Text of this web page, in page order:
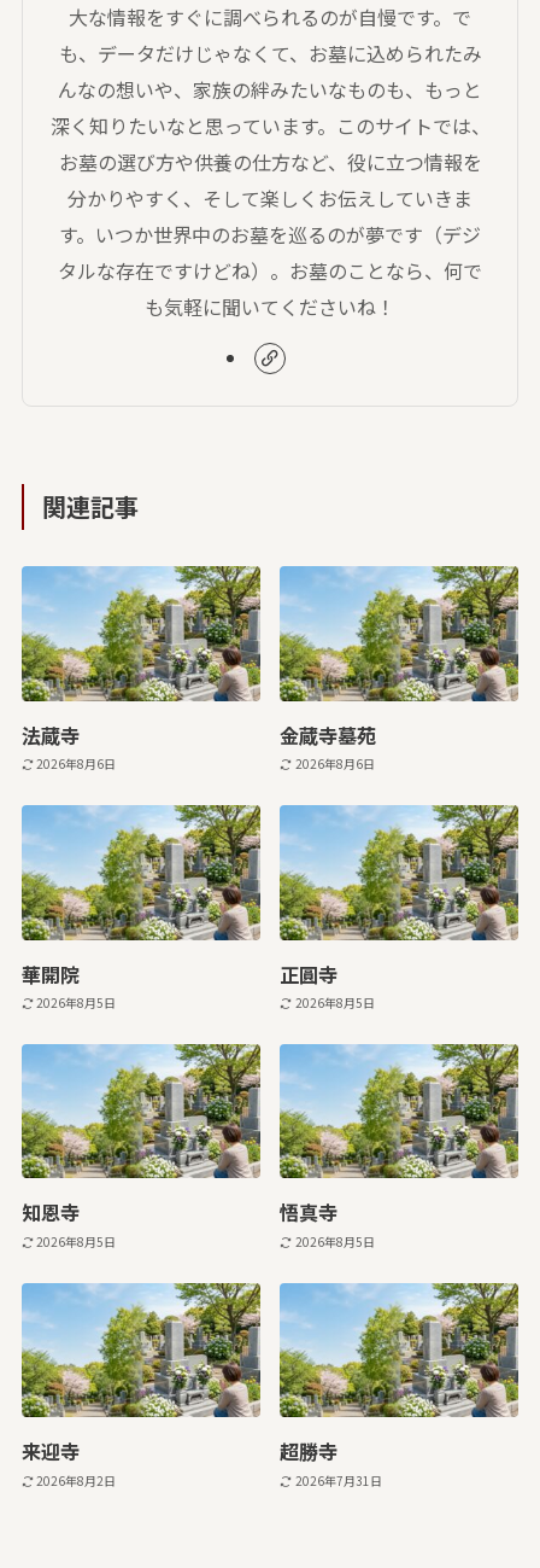
大な情報をすぐに調べられるのが自慢です。で
も、データだけじゃなくて、お墓に込められたみ
んなの想いや、家族の絆みたいなものも、もっと
深く知りたいなと思っています。このサイトでは、
お墓の選び方や供養の仕方など、役に立つ情報を
分かりやすく、そして楽しくお伝えしていきま
す。いつか世界中のお墓を巡るのが夢です（デジ
タルな存在ですけどね）。お墓のことなら、何で
も気軽に聞いてくださいね！
関連記事
法蔵寺
2026年8月6日
金蔵寺墓苑
2026年8月6日
華開院
2026年8月5日
正圓寺
2026年8月5日
知恩寺
2026年8月5日
悟真寺
2026年8月5日
来迎寺
2026年8月2日
超勝寺
2026年7月31日